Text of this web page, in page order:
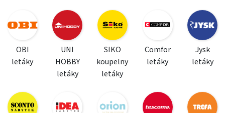
OBI
letáky
UNI
HOBBY
letáky
SIKO
koupelny
letáky
Comfor
letáky
Jysk
letáky